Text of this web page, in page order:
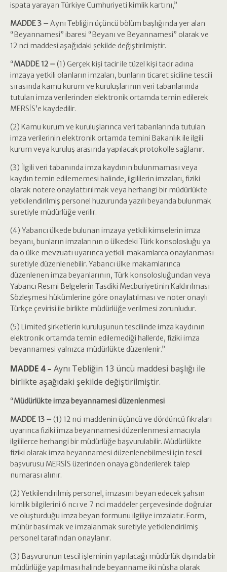
ispata yarayan Türkiye Cumhuriyeti kimlik kartını,”
MADDE 3 – Aynı Tebliğin üçüncü bölüm başlığında yer alan
“Beyannamesi” ibaresi “Beyanı ve Beyannamesi” olarak ve
12 nci maddesi aşağıdaki şekilde değiştirilmiştir.
“MADDE 12 – (1) Gerçek kişi tacir ile tüzel kişi tacir adına
imzaya yetkili olanların imzaları, bunların ticaret siciline tescili
sırasında kamu kurum ve kuruluşlarının veri tabanlarında
tutulan imza verilerinden elektronik ortamda temin edilerek
MERSİS’e kaydedilir.
(2) Kamu kurum ve kuruluşlarınca veri tabanlarında tutulan
imza verilerinin elektronik ortamda temini Bakanlık ile ilgili
kurum veya kuruluş arasında yapılacak protokolle sağlanır.
(3) İlgili veri tabanında imza kaydının bulunmaması veya
kaydın temin edilememesi halinde, ilgililerin imzaları, fiziki
olarak notere onaylattırılmak veya herhangi bir müdürlükte
yetkilendirilmiş personel huzurunda yazılı beyanda bulunmak
suretiyle müdürlüğe verilir.
(4) Yabancı ülkede bulunan imzaya yetkili kimselerin imza
beyanı, bunların imzalarının o ülkedeki Türk konsolosluğu ya
da o ülke mevzuatı uyarınca yetkili makamlarca onaylanması
suretiyle düzenlenebilir. Yabancı ülke makamlarınca
düzenlenen imza beyanlarının, Türk konsolosluğundan veya
Yabancı Resmi Belgelerin Tasdiki Mecburiyetinin Kaldırılması
Sözleşmesi hükümlerine göre onaylatılması ve noter onaylı
Türkçe çevirisi ile birlikte müdürlüğe verilmesi zorunludur.
(5) Limited şirketlerin kuruluşunun tescilinde imza kaydının
elektronik ortamda temin edilemediği hallerde, fiziki imza
beyannamesi yalnızca müdürlükte düzenlenir.”
MADDE 4 – Aynı Tebliğin 13 üncü maddesi başlığı ile
birlikte aşağıdaki şekilde değiştirilmiştir.
“Müdürlükte imza beyannamesi düzenlenmesi
MADDE 13 – (1) 12 nci maddenin üçüncü ve dördüncü fıkraları
uyarınca fiziki imza beyannamesi düzenlenmesi amacıyla
ilgililerce herhangi bir müdürlüğe başvurulabilir. Müdürlükte
fiziki olarak imza beyannamesi düzenlenebilmesi için tescil
başvurusu MERSİS üzerinden onaya gönderilerek talep
numarası alınır.
(2) Yetkilendirilmiş personel, imzasını beyan edecek şahsın
kimlik bilgilerini 6 ncı ve 7 nci maddeler çerçevesinde doğrular
ve oluşturduğu imza beyan formunu ilgiliye imzalatır. Form,
mühür basılmak ve imzalanmak suretiyle yetkilendirilmiş
personel tarafından onaylanır.
(3) Başvurunun tescil işleminin yapılacağı müdürlük dışında bir
müdürlüğe yapılması halinde beyanname iki nüsha olarak